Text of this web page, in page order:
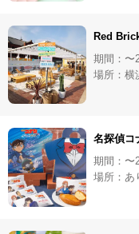
Red
期間：〜
場所：横
名探偵コ
期間：〜
場所：あ